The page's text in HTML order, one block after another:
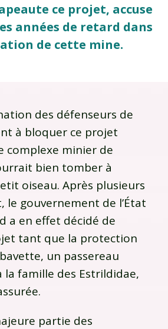
ce projet, accuse
années de retard dans
de cette mine.
des défenseurs de
à bloquer ce projet
complexe minier de
bien tomber à
oiseau. Après plusieurs
le gouvernement de l’État
a en effet décidé de
tant que la protection
un passereau
famille des Estrildidae,
partie des